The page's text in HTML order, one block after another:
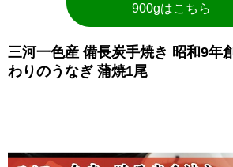
900gはこちら
三河一色産 備長炭手焼き 昭和9年
わりのうなぎ 蒲焼1尾